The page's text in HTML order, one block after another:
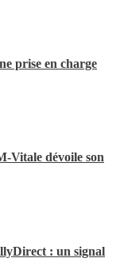
prise en charge
Vitale dévoile son
: un signal